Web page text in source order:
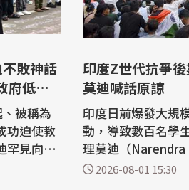
敗神話
府低
被稱為
功迫使教
罕見向民
弊端與
印度Z世代抗爭
莫迪喊話原諒
印度日前爆發大規
動，導致數百名學
理莫迪（
罰學生、強迫他們
2026-08-01 15:30